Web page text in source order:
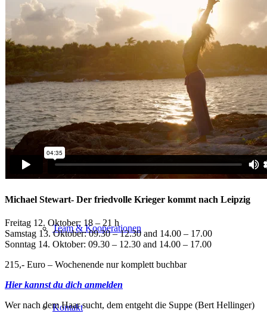
Über uns
Kursorte
Team & Kooperationen
Kontakt
Michael Stewart- Der friedvolle Krieger kommt nach Leipzig
Freitag 12. Oktober: 18 – 21 h
Samstag 13. Oktober: 09.30 – 12.30 and 14.00 – 17.00
Sonntag 14. Oktober: 09.30 – 12.30 and 14.00 – 17.00
215,- Euro – Wochenende nur komplett buchbar
Hier kannst du dich anmelden
Wer nach dem Haar sucht, dem entgeht die Suppe (Bert Hellinger)